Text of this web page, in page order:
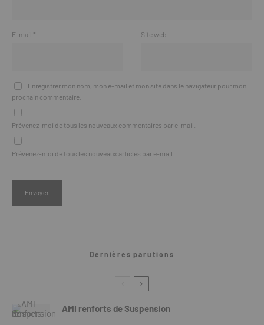
E-mail * Site web
Enregistrer mon nom, mon e-mail et mon site dans le navigateur pour mon
prochain commentaire.
Prévenez-moi de tous les nouveaux commentaires par e-mail.
Prévenez-moi de tous les nouveaux articles par e-mail.
Dernières parutions
AMI renforts de Suspension